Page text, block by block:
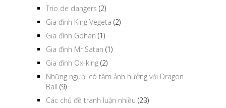
Trio de dangers (2)
Gia đình King Vegeta (2)
Gia đình Gohan (1)
Gia đình Mr Satan (1)
Gia đình Ox-king (2)
Những người có tầm ảnh hưởng với Dragon
Ball (9)
Các chủ đề tranh luận nhiều (23)